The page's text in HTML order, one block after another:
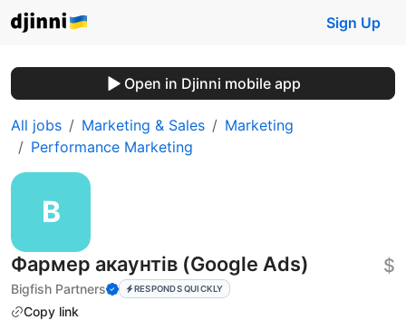
Sign Up
Open in Djinni mobile app
All jobs Marketing & Sales
Marketing
Performance Marketing
Фармер акаунтів (Google Ads)
Bigfish Partners RESPONDS QUICKLY
Copy link
$